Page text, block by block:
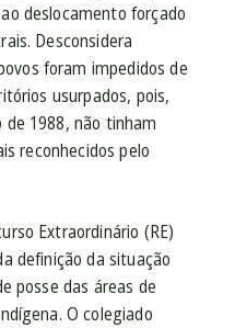
deslocamento forçado
Desconsidera
foram impedidos de
usurpados, pois,
1988, não tinham
reconhecidos pelo
Extraordinário (RE)
definição da situação
posse das áreas de
O colegiado